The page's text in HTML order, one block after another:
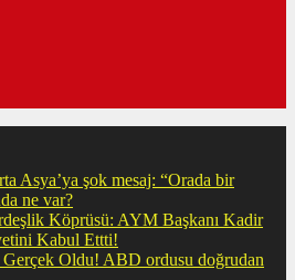
Asya’ya şok mesaj: “Orada bir
ne var?
Köprüsü: AYM Başkanı Kadir
Kabul Ettti!
Gerçek Oldu! ABD ordusu doğrudan